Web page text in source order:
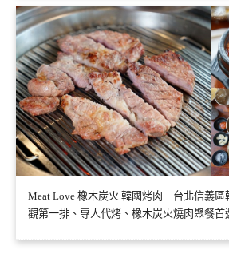
Meat Love 橡木炭火 韓國烤肉｜台北信義
觀第一排、專人代烤、橡木炭火燒肉聚餐首